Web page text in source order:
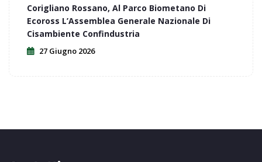
Corigliano Rossano, Al Parco Biometano Di
Ecoross L’Assemblea Generale Nazionale Di
Cisambiente Confindustria
27 Giugno 2026